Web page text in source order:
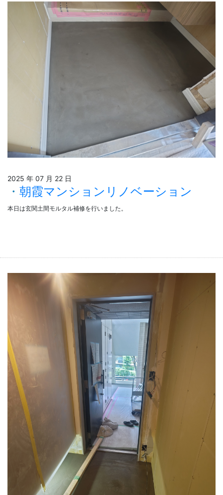
2025 年 07 月 22 日
朝霞マンションリノベーション
本日は玄関土間モルタル補修を行いました。